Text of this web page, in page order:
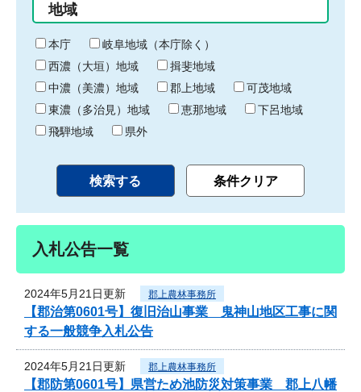
り
終
わ
り
地域
本庁
岐阜地域（本庁除く）
西濃（大垣）地域
揖斐地域
中濃（美濃）地域
郡上地域
可茂地域
東濃（多治見）地域
恵那地域
下呂地域
飛騨地域
県外
入札公告一覧
2024年5月21日更新 郡上農林事務所
【郡治第0601号】復旧治山事業 鬼神山地区工事に関
する一般競争入札公告
2024年5月21日更新 郡上農林事務所
【郡防第0601号】県営ため池防災対策事業 郡上八幡